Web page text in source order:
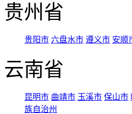
贵州省
贵阳市 六盘水市 遵义市 安顺
云南省
昆明市 曲靖市 玉溪市 保山市
族自治州